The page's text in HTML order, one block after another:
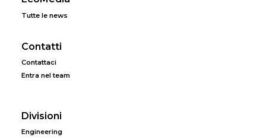
Tutte le news
Contatti
Contattaci
Entra nel team
Divisioni
Engineering